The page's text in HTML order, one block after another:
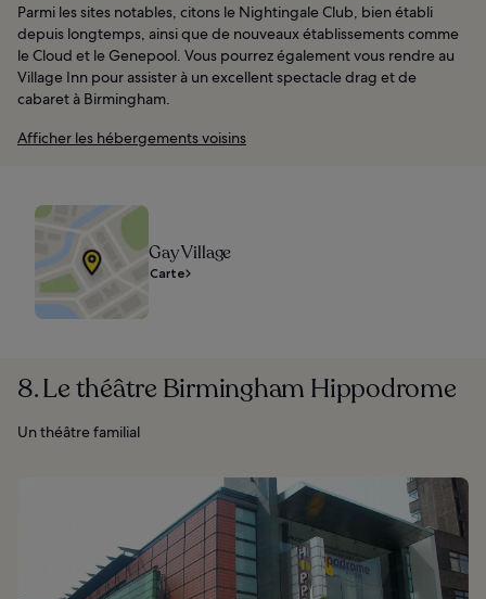
Parmi les sites notables, citons le Nightingale Club, bien établi
depuis longtemps, ainsi que de nouveaux établissements comme
le Cloud et le Genepool. Vous pourrez également vous rendre au
Village Inn pour assister à un excellent spectacle drag et de
cabaret à Birmingham.
Afficher les hébergements voisins
Gay Village
Carte
8. Le théâtre Birmingham Hippodrome
Un théâtre familial